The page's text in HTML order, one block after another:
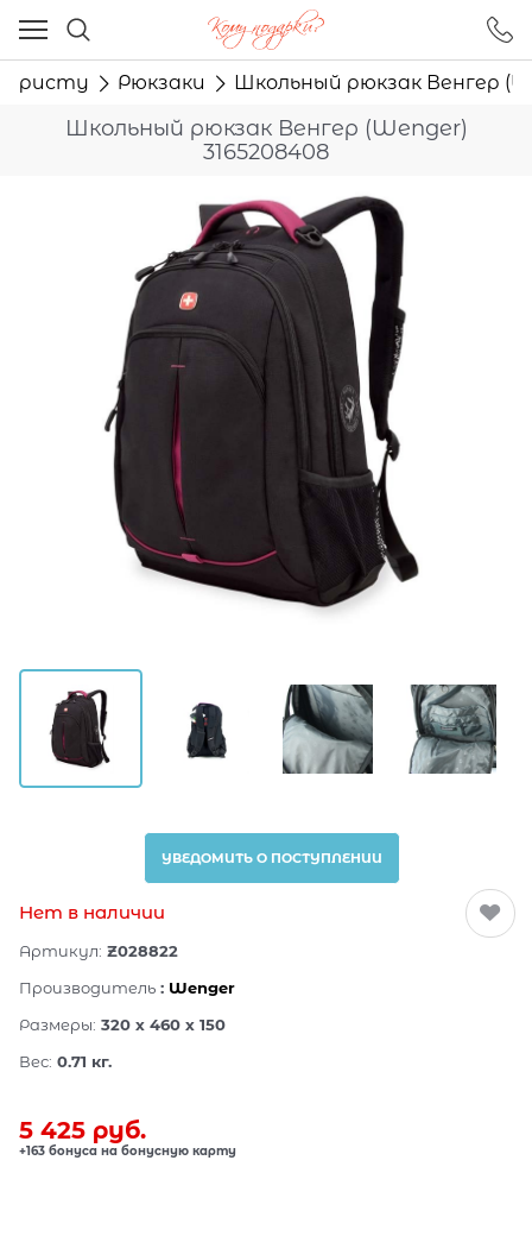
Рюкзаки Школьный рюкзак Венгер
Школьный рюкзак Венгер (Wenger)
3165208408
УВЕДОМИТЬ О ПОСТУПЛЕНИИ
Нет в наличии
Артикул: Z028822
Производитель : Wenger
Размеры: 320 x 460 x 150
Вес: 0.71 кг.
5 425 руб.
+163 бонуса на бонусную карту
Ваш город - Москва,
угадали?
ДА НЕТ